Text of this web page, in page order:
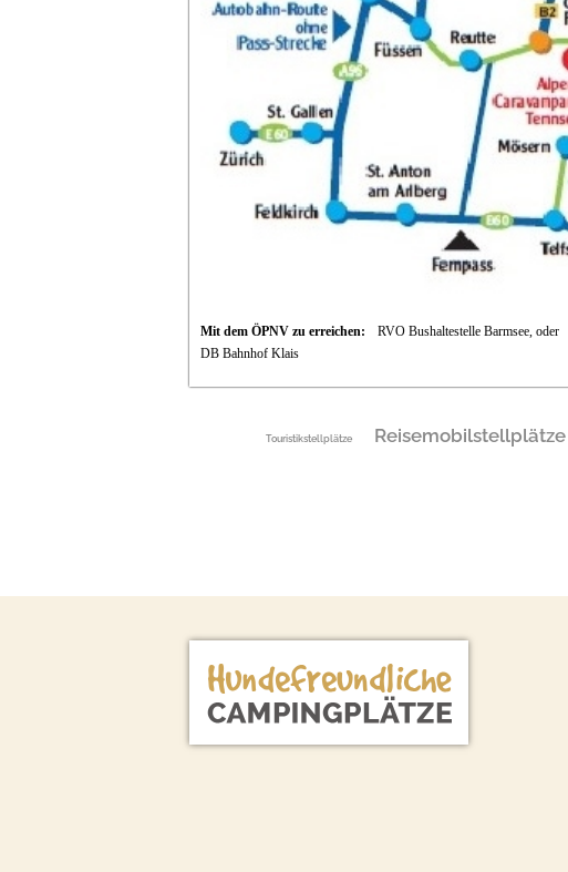
Mit dem ÖPNV zu erreichen:
RVO Bushaltestelle Barmsee, oder
DB Bahnhof Klais
Touristikstellplätze Reisemobilstellplätze